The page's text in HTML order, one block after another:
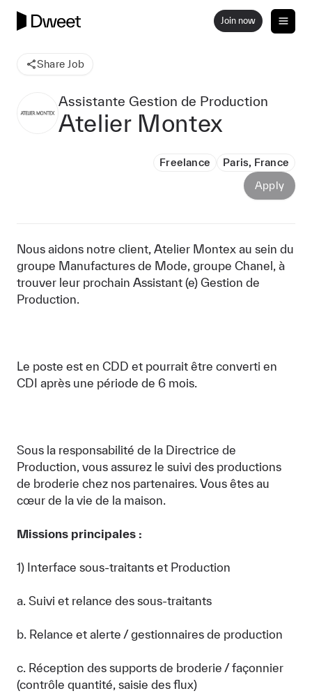
Join now
Share Job
Assistante Gestion de Production
Atelier Montex
Freelance
Paris, France
Apply
Nous aidons notre client, Atelier Montex au sein du
groupe Manufactures de Mode, groupe Chanel, à
trouver leur prochain Assistant (e) Gestion de
Production.
Le poste est en CDD et pourrait être converti en
CDI après une période de 6 mois.
Sous la responsabilité de la Directrice de
Production, vous assurez le suivi des productions
de broderie chez nos partenaires. Vous êtes au
cœur de la vie de la maison.
Missions principales :
1) Interface sous-traitants et Production
a. Suivi et relance des sous-traitants
b. Relance et alerte / gestionnaires de production
c. Réception des supports de broderie / façonnier
(contrôle quantité, saisie des flux)